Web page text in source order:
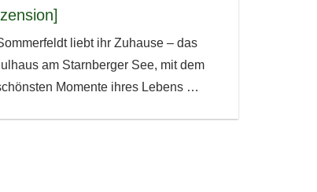
liebt ihr Zuhause – das
am Starnberger See, mit dem
Momente ihres Lebens …